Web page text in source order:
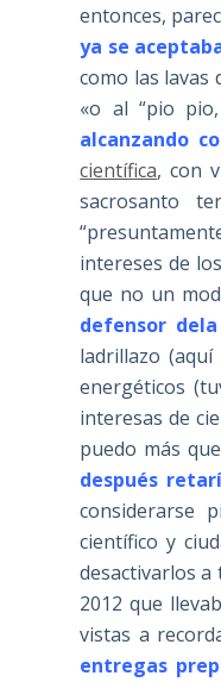
entonces,
ya se
como las lavas
«o al “pio
alcanzando
científica, con
sacrosanto
intereses de
que no un
defensor
ladrillazo
energéticos
interesas de
puedo más
después
considerarse
científico y
desactivarlos a
2012 que
vistas a
entregas